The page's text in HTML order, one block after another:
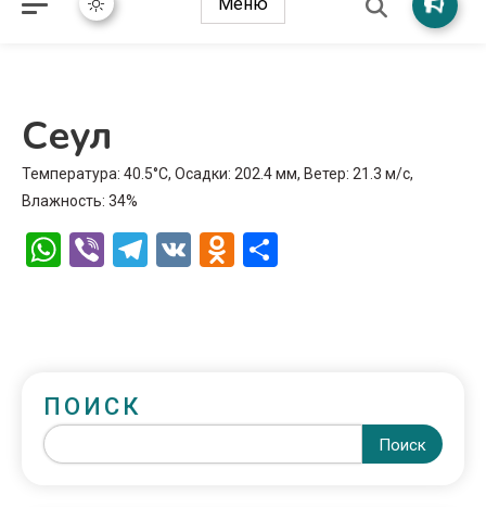
Сеул
Температура: 40.5°C, Осадки: 202.4 мм, Ветер: 21.3 м/с,
Влажность: 34%
WhatsApp
ViberTelegram
VK Odnoklassniki
ПОИСК
Поиск